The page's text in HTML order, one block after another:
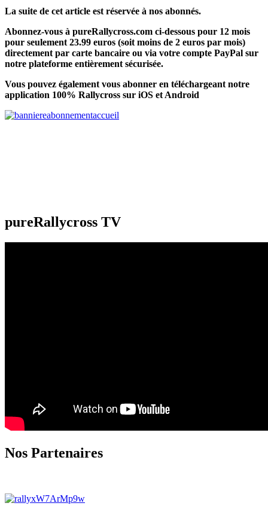
La suite de cet article est réservée à nos abonnés.
Abonnez-vous à pureRallycross.com ci-dessous pour 12 mois
pour seulement 23.99 euros (soit moins de 2 euros par mois)
directement par carte bancaire ou via votre compte PayPal sur
notre plateforme entièrement sécurisée.
Vous pouvez également vous abonner en téléchargeant notre
application 100% Rallycross sur iOS et Android
pureRallycross TV
Nos Partenaires